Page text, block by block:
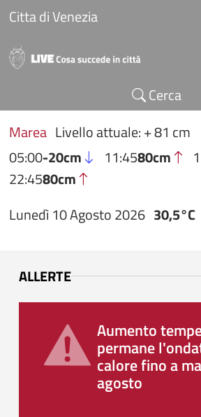
Salta al contenuto principale
Citta di Venezia
Cerca
Marea Livello attuale: + 81 cm
05:00-20cm 11:4580cm
22:4580cm
Lunedì 10 Agosto 2026 30,5°C
ALLERTE
Aumento
permane
calore fino a
agosto